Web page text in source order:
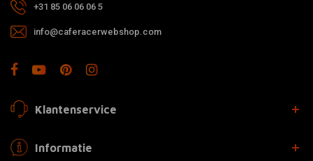
+31 85 06 06 06 5
info@caferacerwebshop.com
Klantenservice
Informatie